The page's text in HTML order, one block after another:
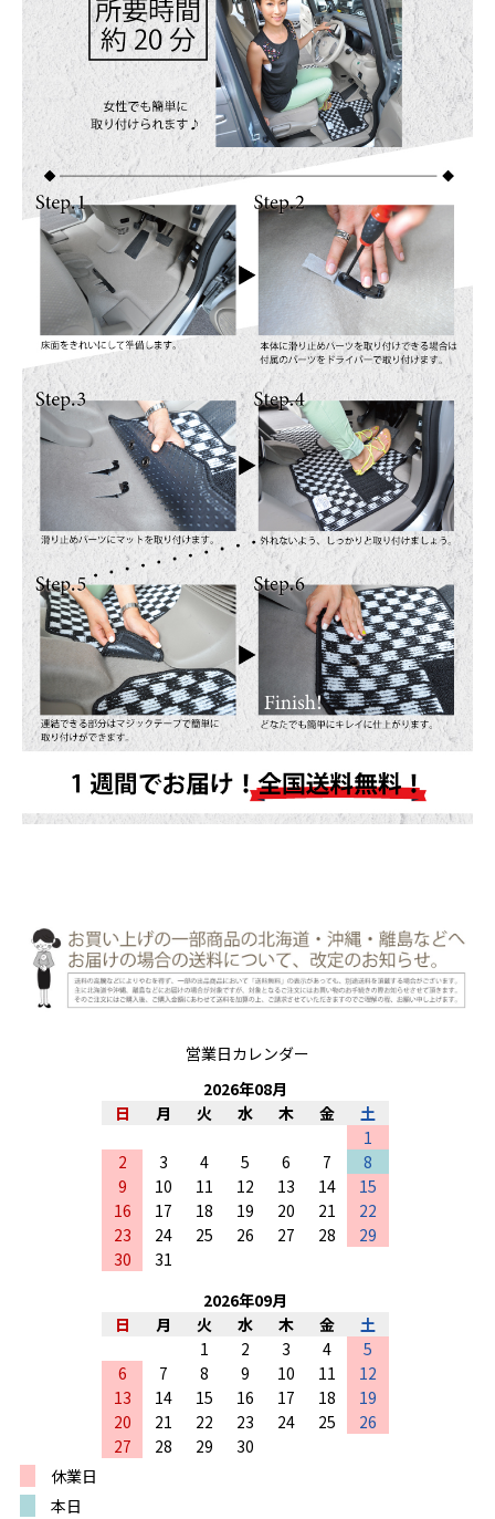
営業日カレンダー
2026年08月
日
月 火 水 木 金
土
1
2
3 4 5 6 7
8
9
10 11 12 13 14
15
16
17 18 19 20 21
22
23
24 25 26 27 28
29
30
31
2026年09月
日
月 火 水 木 金
土
1
2 3 4
5
6
7 8 9 10 11
12
13
14 15 16 17 18
19
20
21 22 23 24 25
26
27
28 29
30
休業日
本日